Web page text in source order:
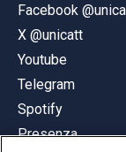
Facebook
X @unicatt
Youtube
Telegram
Spotify
Presenza